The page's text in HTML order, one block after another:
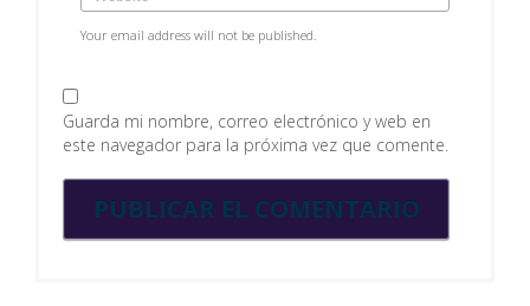
Your email address will not be published.
Guarda mi nombre, correo electrónico y web en
este navegador para la próxima vez que comente.